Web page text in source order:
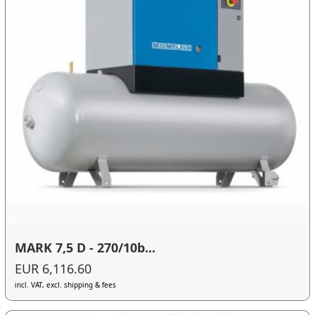
MARK 7,5 D - 270/10b...
EUR 6,116.60
incl. VAT, excl. shipping & fees